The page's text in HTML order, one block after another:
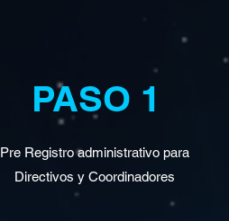
PASO 1
Pre Registro administrativo para
Directivos y Coordinadores